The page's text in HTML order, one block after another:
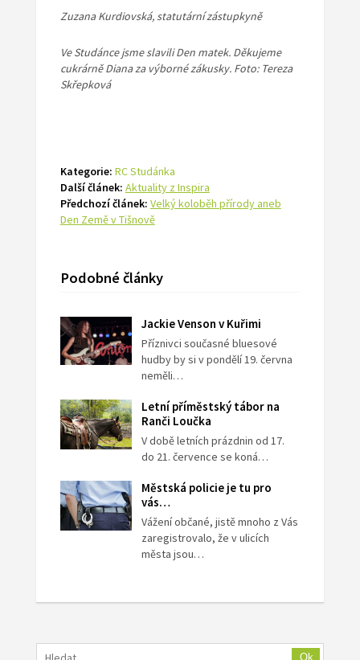
Zuzana Kurdiovská, statutární zástupkyně
Ve Studánce jsme slavili Den matek. Děkujeme
cukrárně Diana za výborné zákusky. Foto: Tereza
Skřepková
Kategorie: RC Studánka
Další článek: Aktuality z Inspira
Předchozí článek: Velký koloběh přírody aneb
Den Země v Tišnově
Podobné články
Jackie Venson v Kuřimi
Příznivci současné bluesové
hudby by si v pondělí 19. června
neměli…
Letní příměstský tábor na
Ranči Loučka
V době letních prázdnin od 17.
do 21. července se koná…
Městská policie je tu pro
vás…
Vážení občané, jistě mnoho z Vás
zaregistrovalo, že v ulicích
města jsou…
Ok